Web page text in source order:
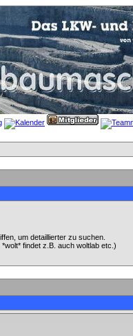
um detaillierter zu suchen.
findet z.B. auch woltlab etc.)